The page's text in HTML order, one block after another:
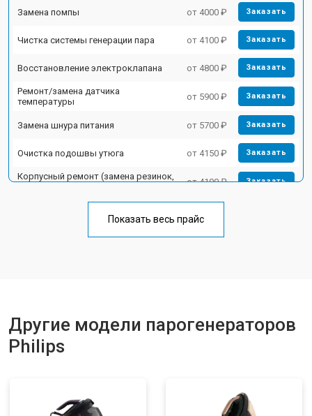
Замена помпы от 4000 ₽ Заказать
Чистка системы генерации пара от 4100 ₽ Заказать
Восстановление электроклапана от 4800 ₽ Заказать
Ремонт/замена датчика
температуры
от 5900 ₽ Заказать
Замена шнура питания от 5700 ₽ Заказать
Очистка подошвы утюга от 4150 ₽ Заказать
Корпусный ремонт (замена резинок,
от 4100 ₽ Заказать
Замена клапана давления от 5850 ₽
Показать весь прайс
Другие модели парогенераторов
Philips